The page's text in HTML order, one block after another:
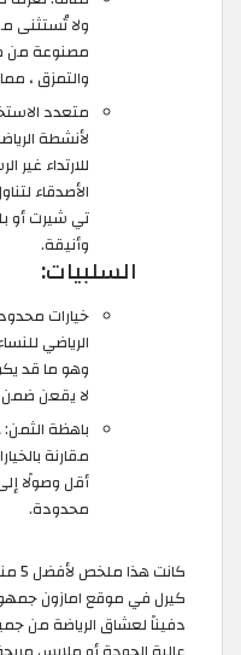
ولا تُستثنى
مصنوعة من
والتمزق ،
متعدد
لأنشطة
للارتداء
الأصدقاء
تي شيرت أو
وأنيقة.
السلبيات:
خيارات
الرياضي
وهو ما قد
لا يقعن ضمن
باهظة
مقارنة
أقل وصولًا
محدودة.
كيرل في موقع امازون
دفيناً لعشاق الرياضة من